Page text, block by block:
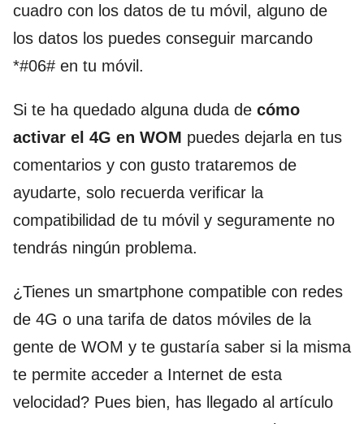
cuadro con los datos de tu móvil, alguno de
los datos los puedes conseguir marcando
*#06# en tu móvil.
Si te ha quedado alguna duda de cómo
activar el 4G en WOM puedes dejarla en tus
comentarios y con gusto trataremos de
ayudarte, solo recuerda verificar la
compatibilidad de tu móvil y seguramente no
tendrás ningún problema.
¿Tienes un smartphone compatible con redes
de 4G o una tarifa de datos móviles de la
gente de WOM y te gustaría saber si la misma
te permite acceder a Internet de esta
velocidad? Pues bien, has llegado al artículo